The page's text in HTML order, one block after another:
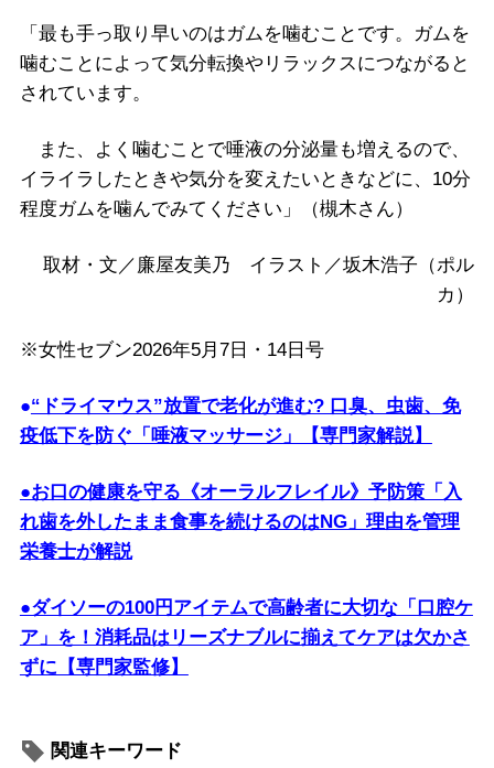
「最も手っ取り早いのはガムを噛むことです。ガムを
噛むことによって気分転換やリラックスにつながると
されています。
また、よく噛むことで唾液の分泌量も増えるので、
イライラしたときや気分を変えたいときなどに、10分
程度ガムを噛んでみてください」（槻木さん）
取材・文／廉屋友美乃 イラスト／坂木浩子（ポル
カ）
※女性セブン2026年5月7日・14日号
●“ドライマウス”放置で老化が進む? 口臭、虫歯、免
疫低下を防ぐ「唾液マッサージ」【専門家解説】
●お口の健康を守る《オーラルフレイル》予防策「入
れ歯を外したまま食事を続けるのはNG」理由を管理
栄養士が解説
●ダイソーの100円アイテムで高齢者に大切な「口腔ケ
ア」を！消耗品はリーズナブルに揃えてケアは欠かさ
ずに【専門家監修】
関連キーワード